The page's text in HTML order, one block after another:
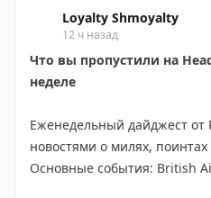
Paddle Your Own Kanoo|
отелей с
преимуществами.
чтобы узнать, как
путешествиях и получить
HfP team| Original
Loyalty Shmoyalty
12 ч назад
Что вы пропустили на
неделе
Еженедельный дайджест от
новостями о милях,
Основные события: British